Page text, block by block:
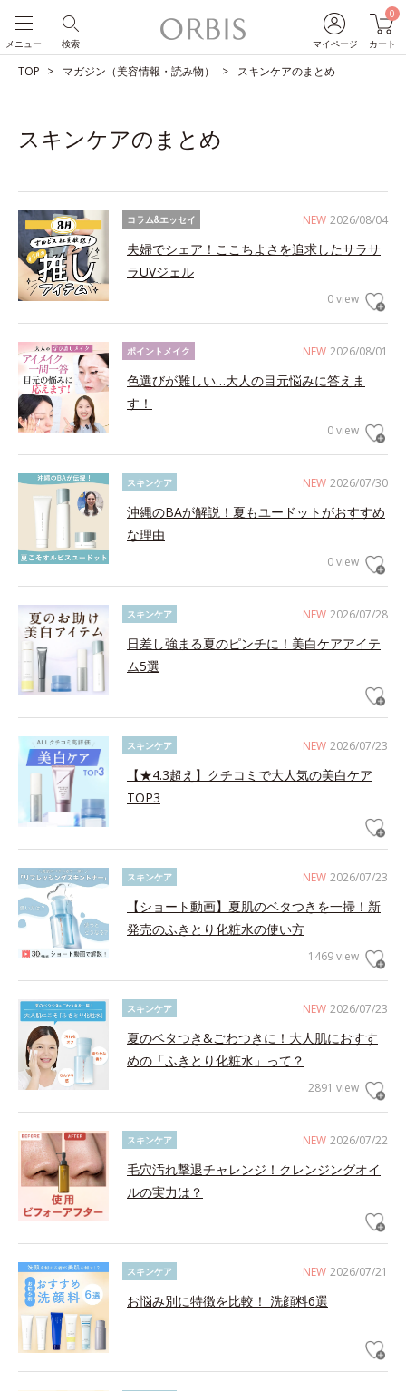
マイページ
0
カート
検索
メニュー
TOP マガジン（美容情報・読み物） スキンケアのまとめ
スキンケアのまとめ
NEW 2026/08/04
コラム&エッセイ
夫婦でシェア！ここちよさを追求したサラサ
ラUVジェル
0 view
NEW 2026/08/01
ポイントメイク
色選びが難しい…大人の目元悩みに答えま
す！
0 view
NEW 2026/07/30
スキンケア
沖縄のBAが解説！夏もユードットがおすすめ
な理由
0 view
NEW 2026/07/28
スキンケア
日差し強まる夏のピンチに！美白ケアアイテ
ム5選
NEW 2026/07/23
スキンケア
【★4.3超え】クチコミで大人気の美白ケア
TOP3
NEW 2026/07/23
スキンケア
【ショート動画】夏肌のベタつきを一掃！新
発売のふきとり化粧水の使い方
1469 view
NEW 2026/07/23
スキンケア
夏のベタつき&ごわつきに！大人肌におすす
めの「ふきとり化粧水」って？
2891 view
NEW 2026/07/22
スキンケア
毛穴汚れ撃退チャレンジ！クレンジングオイ
ルの実力は？
NEW 2026/07/21
スキンケア
お悩み別に特徴を比較！ 洗顔料6選